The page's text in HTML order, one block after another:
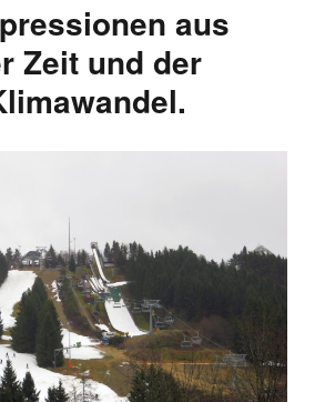
aus
Zeit und der